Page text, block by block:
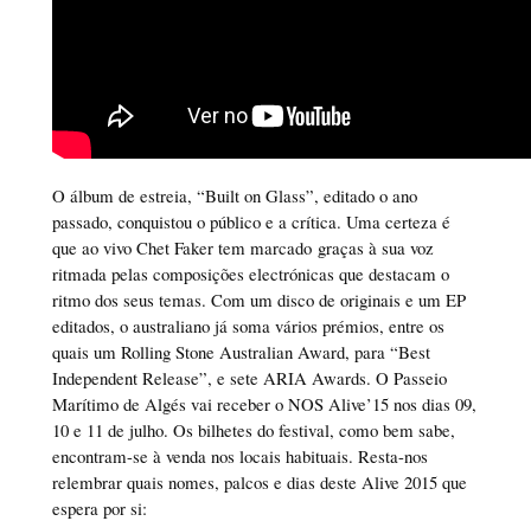
O álbum de estreia, “Built on Glass”, editado o ano
passado, conquistou o público e a crítica. Uma certeza é
que ao vivo Chet Faker tem marcado graças à sua voz
ritmada pelas composições electrónicas que destacam o
ritmo dos seus temas. Com um disco de originais e um EP
editados, o australiano já soma vários prémios, entre os
quais um Rolling Stone Australian Award, para “Best
Independent Release”, e sete ARIA Awards. O Passeio
Marítimo de Algés vai receber o NOS Alive’15 nos dias 09,
10 e 11 de julho. Os bilhetes do festival, como bem sabe,
encontram-se à venda nos locais habituais. Resta-nos
relembrar quais nomes, palcos e dias deste Alive 2015 que
espera por si: